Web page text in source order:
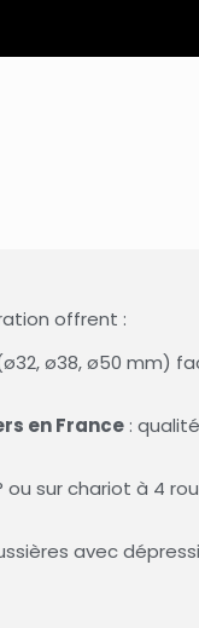
offrent :
ø38, ø50 mm)
en France :
ou sur chariot à 4
avec